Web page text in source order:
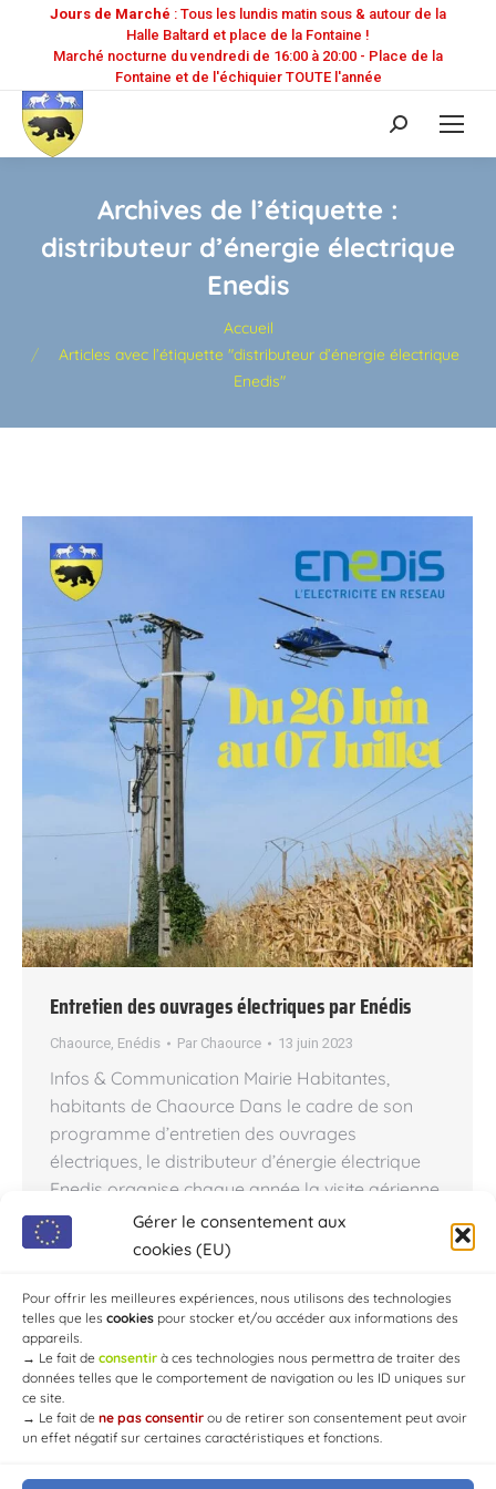
Gérer le consentement aux
cookies (EU)
Pour offrir les meilleures expériences, nous utilisons des technologies
telles que les cookies pour stocker et/ou accéder aux informations des
appareils.
→ Le fait de consentir à ces technologies nous permettra de traiter des
données telles que le comportement de navigation ou les ID uniques sur
ce site.
→ Le fait de ne pas consentir ou de retirer son consentement peut avoir
un effet négatif sur certaines caractéristiques et fonctions.
Jours de Marché : Tous les lundis matin sous & autour de la
Halle Baltard et place de la Fontaine !
Marché nocturne du vendredi de 16:00 à 20:00 - Place de la
Fontaine et de l'échiquier TOUTE l'année
Recherche
:
Archives de l’étiquette :
distributeur d’énergie électrique
Enedis
Accueil
Articles avec l’étiquette "distributeur d’énergie électrique
Enedis"
Entretien des ouvrages électriques par Enédis
Chaource, Enédis Par Chaource 13 juin 2023
Infos & Communication Mairie Habitantes,
habitants de Chaource Dans le cadre de son
programme d’entretien des ouvrages
électriques, le distributeur d’énergie électrique
Enedis organise chaque année la visite aérienne
préventive d’un tiers environ de son réseau 20
000 Volts, afin d’améliorer la qualité de la
l’honneur de vous informer…